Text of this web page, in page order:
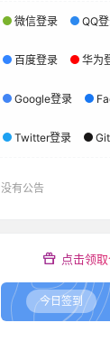
微信登录 QQ
百度登录 华为
Google登录
Twitter登录
没有公告
点击领取
今日签到